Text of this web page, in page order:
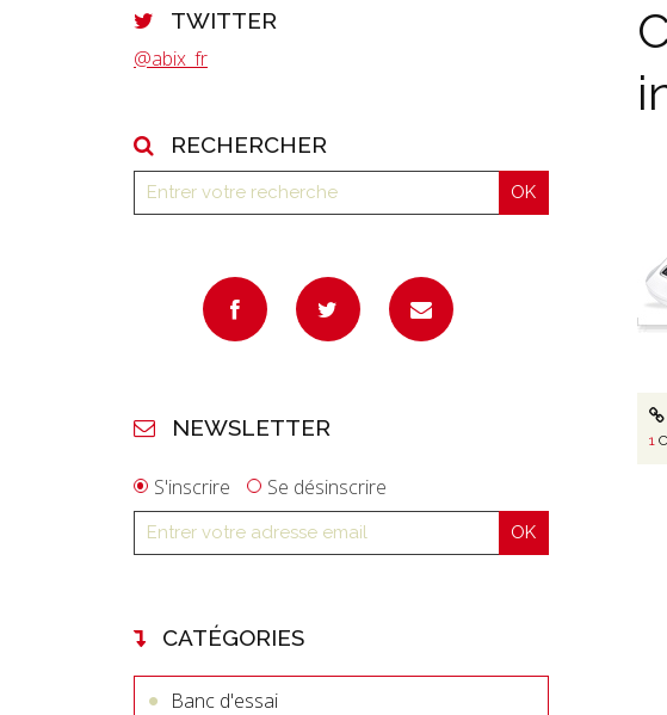
TWITTER
@abix_fr
RECHERCHER
NEWSLETTER
S'inscrire Se désinscrire
CATÉGORIES
Banc d'essai
1